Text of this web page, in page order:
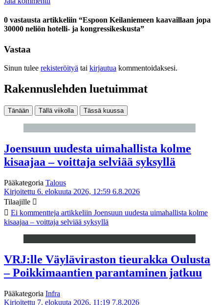
0 vastausta artikkeliin “Espoon Keilaniemeen kaavaillaan jopa
30000 neliön hotelli- ja kongressikeskusta”
Vastaa
Sinun tulee rekisteröityä tai kirjautua kommentoidaksesi.
Rakennuslehden luetuimmat
Tänään Tällä viikolla Tässä kuussa
Joensuun uudesta uimahallista kolme
kisaajaa – voittaja selviää syksyllä
Pääkategoria Talous
Kirjoitettu 6. elokuuta 2026, 12:59 6.8.2026
Tilaajille
Ei kommentteja artikkeliin Joensuun uudesta uimahallista kolme
kisaajaa – voittaja selviää syksyllä
VRJ:lle Väyläviraston tieurakka Oulusta
– Poikkimaantien parantaminen jatkuu
Pääkategoria Infra
Kirjoitettu 7. elokuuta 2026, 11:19 7.8.2026